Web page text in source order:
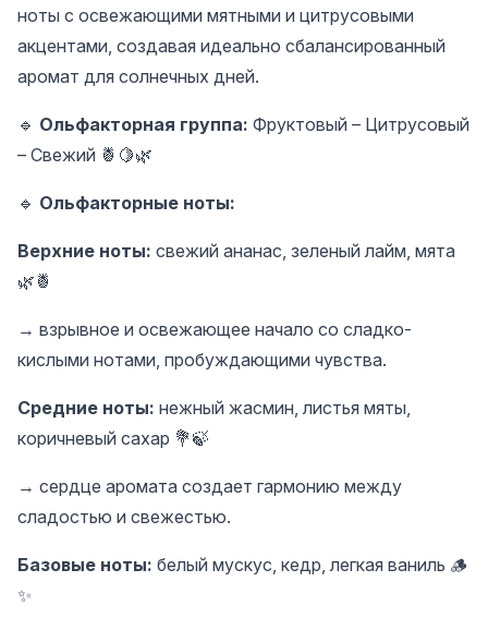
ноты с освежающими мятными и цитрусовыми
акцентами, создавая идеально сбалансированный
аромат для солнечных дней.
🔹 Ольфакторная группа: Фруктовый – Цитрусовый
– Свежий 🍍🍋🌿
🔹 Ольфакторные ноты:
Верхние ноты: свежий ананас, зеленый лайм, мята
🌿🍍
→ взрывное и освежающее начало со сладко-
кислыми нотами, пробуждающими чувства.
Средние ноты: нежный жасмин, листья мяты,
коричневый сахар 💐🍃
→ сердце аромата создает гармонию между
сладостью и свежестью.
Базовые ноты: белый мускус, кедр, легкая ваниль 🪵
✨